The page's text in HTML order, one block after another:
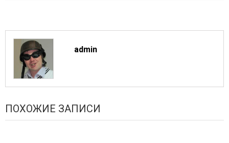
admin
ПОХОЖИЕ ЗАПИСИ